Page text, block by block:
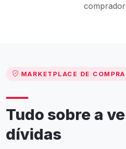
MARKETPLACE DE
Tudo sobre a
dívidas